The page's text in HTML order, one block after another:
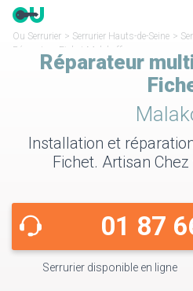
Ou Serrurier > Serrurier Hauts-de-Seine >
Réparateur Fichet Malakoff
Réparateur
Installation et
Fichet. Artisan
01 87
Serrurier disponible en ligne